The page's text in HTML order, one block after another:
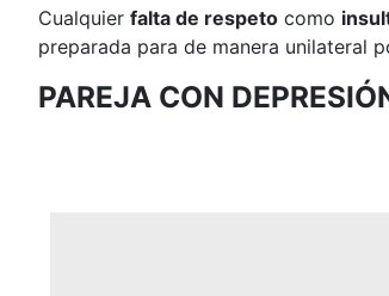
Cualquier falta de respeto como
preparada para de manera unilateral
PAREJA CON